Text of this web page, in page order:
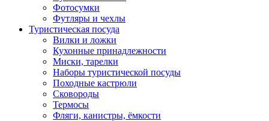
Фотосумки
Футляры и чехлы
Туристическая посуда
Вилки и ложки
Кухонные принадлежности
Миски, тарелки
Наборы туристической посуды
Походные кастрюли
Сковороды
Термосы
Фляги, канистры, ёмкости